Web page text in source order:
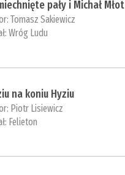
pały i Michał Młot
Tomasz Sakiewicz
Wróg Ludu
na koniu Hyziu
Piotr Lisiewicz
Felieton